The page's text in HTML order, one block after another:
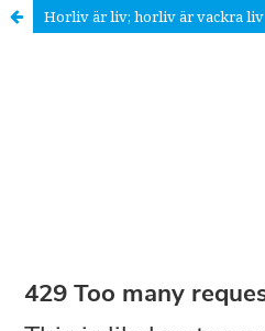
Horliv är liv; horliv är vackra liv